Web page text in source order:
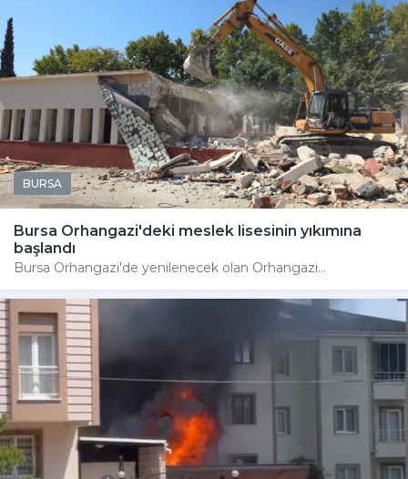
BURSA
Bursa Orhangazi'deki meslek lisesinin yıkımına
başlandı
Bursa Orhangazi'de yenilenecek olan Orhangazi...